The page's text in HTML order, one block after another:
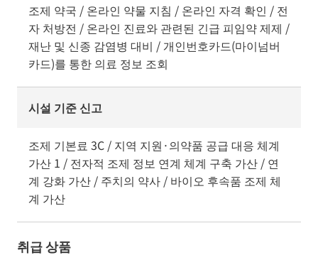
조제 약국 / 온라인 약물 지침 / 온라인 자격 확인 / 전
자 처방전 / 온라인 진료와 관련된 긴급 피임약 제제 /
재난 및 신종 감염병 대비 / 개인번호카드(마이넘버
카드)를 통한 의료 정보 조회
시설 기준 신고
조제 기본료 3C / 지역 지원·의약품 공급 대응 체계
가산 1 / 전자적 조제 정보 연계 체계 구축 가산 / 연
계 강화 가산 / 주치의 약사 / 바이오 후속품 조제 체
계 가산
취급 상품